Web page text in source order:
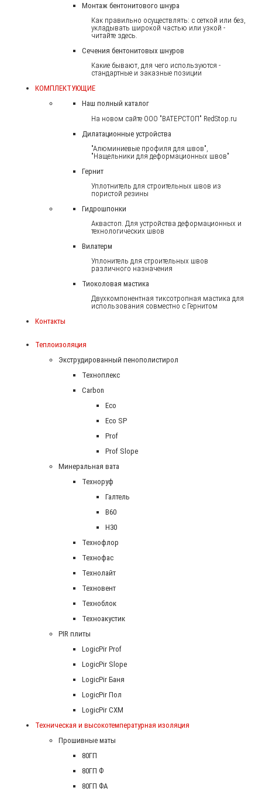
Монтаж бентонитового шнура
Как правильно осуществлять: с сеткой или без,
укладывать широкой частью или узкой -
читайте здесь.
Сечения бентонитовых шнуров
Какие бывают, для чего используются -
стандартные и заказные позиции
КОМПЛЕКТУЮЩИЕ
Наш полный каталог
На новом сайте ООО "ВАТЕРСТОП" RedStop.ru
Дилатационные устройства
"Алюминиевые профиля для швов",
"Нащельники для деформационных швов"
Гернит
Уплотнитель для строительных швов из
пористой резины
Гидрошпонки
Аквастоп. Для устройства деформационных и
технологических швов
Вилатерм
Уплонитель для строительных швов
различного назначения
Тиоколовая мастика
Двухкомпонентная тиксотропная мастика для
использования совместно с Гернитом
Контакты
Теплоизоляция
Экструдированный пенополистирол
Техноплекс
Carbon
Eco
Eco SP
Prof
Prof Slope
Минеральная вата
Техноруф
Галтель
В60
Н30
Технофлор
Технофас
Технолайт
Техновент
Техноблок
Техноакустик
PIR плиты
LogicPir Prof
LogicPir Slope
LogicPir Баня
LogicPir Пол
LogicPir СХМ
Техническая и высокотемпературная изоляция
Прошивные маты
80ГП
80ГП Ф
80ГП ФА